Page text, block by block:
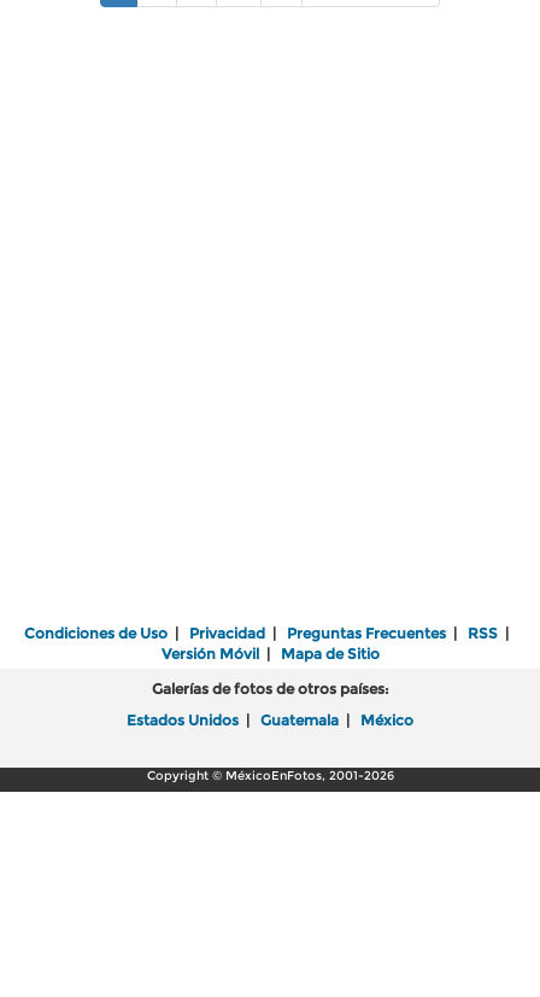
Condiciones de Uso | Privacidad | Preguntas Frecuentes | RSS |
Versión Móvil| Mapa de Sitio
Galerías de fotos de otros países:
Estados Unidos | Guatemala | México
Copyright © MéxicoEnFotos, 2001-2026